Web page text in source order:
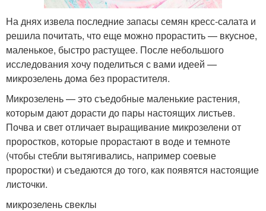
На днях извела последние запасы семян кресс-салата и
решила почитать, что еще можно прорастить — вкусное,
маленькое, быстро растущее. После небольшого
исследования хочу поделиться с вами идеей —
микрозелень дома без прорастителя.
Микрозелень — это съедобные маленькие растения,
которым дают дорасти до пары настоящих листьев.
Почва и свет отличает выращивание микрозелени от
проростков, которые прорастают в воде и темноте
(чтобы стебли вытягивались, например соевые
проростки) и съедаются до того, как появятся настоящие
листочки.
микрозелень свеклы